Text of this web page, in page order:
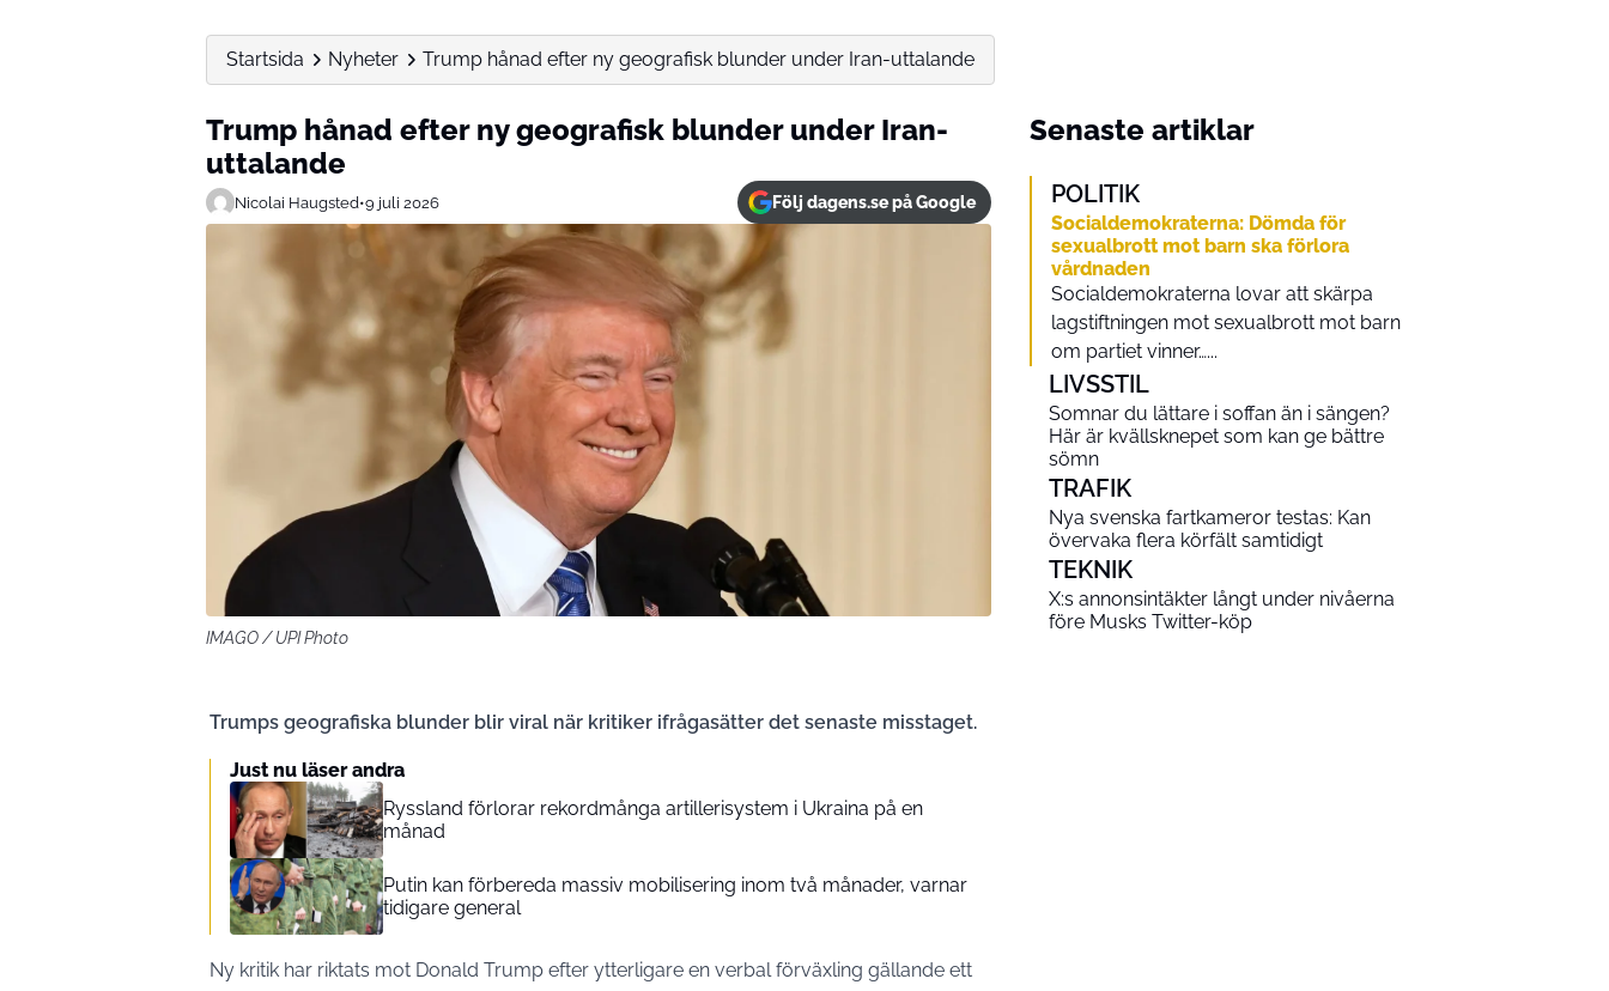
Startsida Nyheter Trump hånad efter ny geografisk blunder under Iran-uttalande
Trump hånad efter ny geografisk blunder under Iran-
uttalande
Nicolai Haugsted•9 juli 2026 Följ dagens.se på Google
IMAGO / UPI Photo
Trumps geografiska blunder blir viral när kritiker ifrågasätter det senaste misstaget.
Just nu läser andra
Ryssland förlorar rekordmånga artillerisystem i Ukraina på en
månad
Putin kan förbereda massiv mobilisering inom två månader, varnar
tidigare general
Ny kritik har riktats mot Donald Trump efter ytterligare en verbal förväxling gällande ett
Senaste artiklar
POLITIK
Socialdemokraterna: Dömda för
sexualbrott mot barn ska förlora
vårdnaden
Socialdemokraterna lovar att skärpa
lagstiftningen mot sexualbrott mot barn
om partiet vinner…...
LIVSSTIL
Somnar du lättare i soffan än i sängen?
Här är kvällsknepet som kan ge bättre
sömn
TRAFIK
Nya svenska fartkameror testas: Kan
övervaka flera körfält samtidigt
TEKNIK
X:s annonsintäkter långt under nivåerna
före Musks Twitter-köp